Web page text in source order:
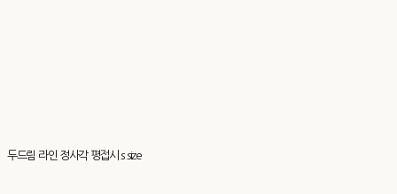
두드림 라인 정사각 평접시 s size